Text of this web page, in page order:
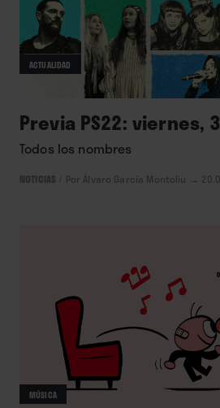
ACTUALIDAD
Previa PS22: viernes,
Todos los nombres
NOTICIAS Por Álvaro García Montoliu →
MÚSICA